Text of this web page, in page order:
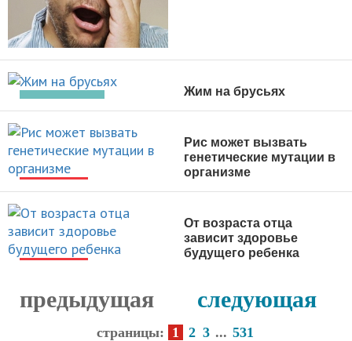
НОВОСТИ
Жим на брусьях
НОВОСТИ
Рис может вызвать
генетические мутации в
организме
От возраста отца
зависит здоровье
будущего ребенка
предыдущая следующая
страницы: 1 2 3 ... 531